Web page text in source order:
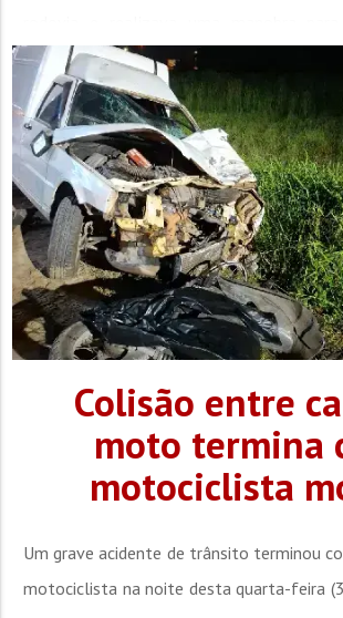
rodovia e realizava uma manobra
quando acabou interceptando a trajetória
Colisão entre
moto termina
motociclista
Um grave acidente de trânsito terminou
motociclista na noite desta quarta-feira